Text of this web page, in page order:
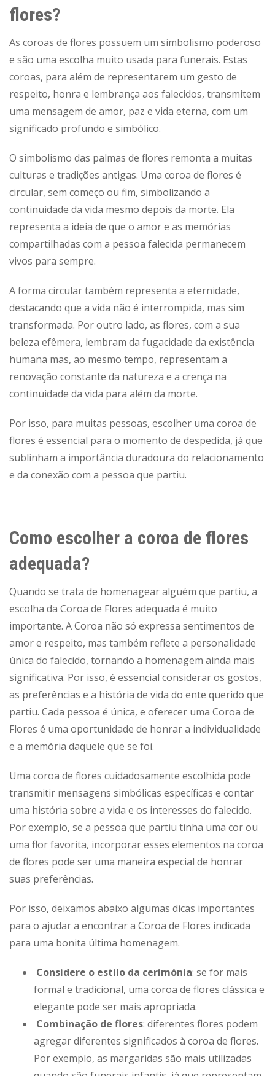
flores?
As coroas de flores possuem um simbolismo poderoso
e são uma escolha muito usada para funerais. Estas
coroas, para além de representarem um gesto de
respeito, honra e lembrança aos falecidos, transmitem
uma mensagem de amor, paz e vida eterna, com um
significado profundo e simbólico.
O simbolismo das palmas de flores remonta a muitas
culturas e tradições antigas. Uma coroa de flores é
circular, sem começo ou fim, simbolizando a
continuidade da vida mesmo depois da morte. Ela
representa a ideia de que o amor e as memórias
compartilhadas com a pessoa falecida permanecem
vivos para sempre.
A forma circular também representa a eternidade,
destacando que a vida não é interrompida, mas sim
transformada. Por outro lado, as flores, com a sua
beleza efêmera, lembram da fugacidade da existência
humana mas, ao mesmo tempo, representam a
renovação constante da natureza e a crença na
continuidade da vida para além da morte.
Por isso, para muitas pessoas, escolher uma coroa de
flores é essencial para o momento de despedida, já que
sublinham a importância duradoura do relacionamento
e da conexão com a pessoa que partiu.
Como escolher a coroa de flores
adequada?
Quando se trata de homenagear alguém que partiu, a
escolha da Coroa de Flores adequada é muito
importante. A Coroa não só expressa sentimentos de
amor e respeito, mas também reflete a personalidade
única do falecido, tornando a homenagem ainda mais
significativa. Por isso, é essencial considerar os gostos,
as preferências e a história de vida do ente querido que
partiu. Cada pessoa é única, e oferecer uma Coroa de
Flores é uma oportunidade de honrar a individualidade
e a memória daquele que se foi.
Uma coroa de flores cuidadosamente escolhida pode
transmitir mensagens simbólicas específicas e contar
uma história sobre a vida e os interesses do falecido.
Por exemplo, se a pessoa que partiu tinha uma cor ou
uma flor favorita, incorporar esses elementos na coroa
de flores pode ser uma maneira especial de honrar
suas preferências.
Por isso, deixamos abaixo algumas dicas importantes
para o ajudar a encontrar a Coroa de Flores indicada
para uma bonita última homenagem.
Considere o estilo da cerimónia: se for mais
formal e tradicional, uma coroa de flores clássica e
elegante pode ser mais apropriada.
Combinação de flores: diferentes flores podem
agregar diferentes significados à coroa de flores.
Por exemplo, as margaridas são mais utilizadas